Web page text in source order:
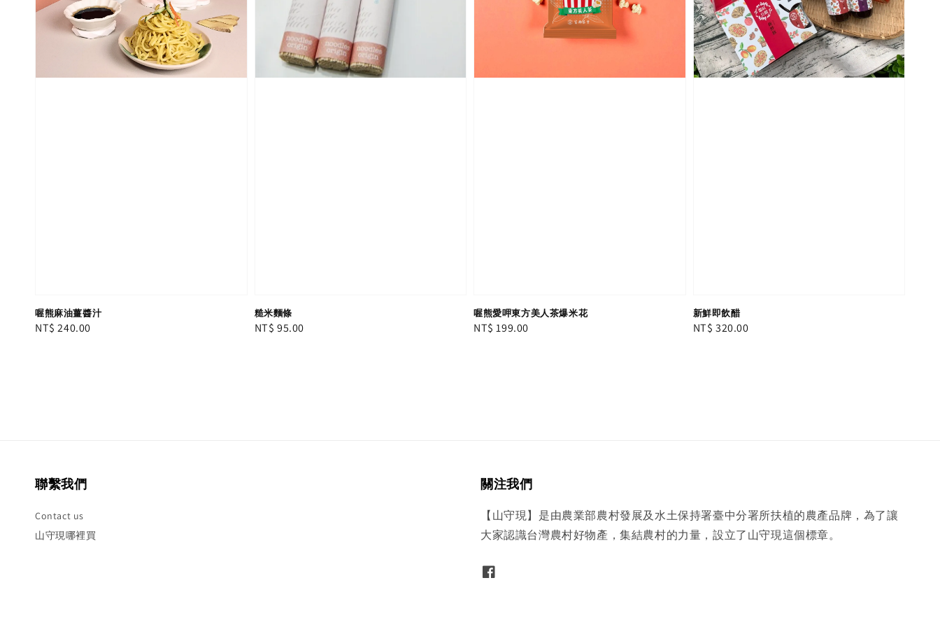
喔熊麻油薑醬汁
Regular
NT$ 240.00
糙米麵條
Regular
NT$ 95.00
喔熊愛呷東方美人茶爆米花
Regular
NT$ 199.00
新鮮即飲醋
Regular
NT$ 320.00
聯繫我們
Contact us
山守現哪裡買
關注我們
【山守現】是由農業部農村發展及水土保持署臺中分署所扶植的農產品牌，為了讓
大家認識台灣農村好物產，集結農村的力量，設立了山守現這個標章。